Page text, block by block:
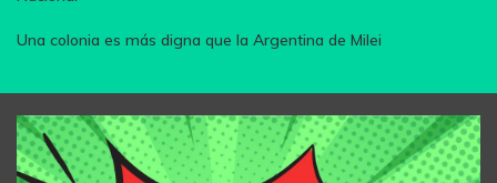
Una colonia es más digna que la Argentina de Milei